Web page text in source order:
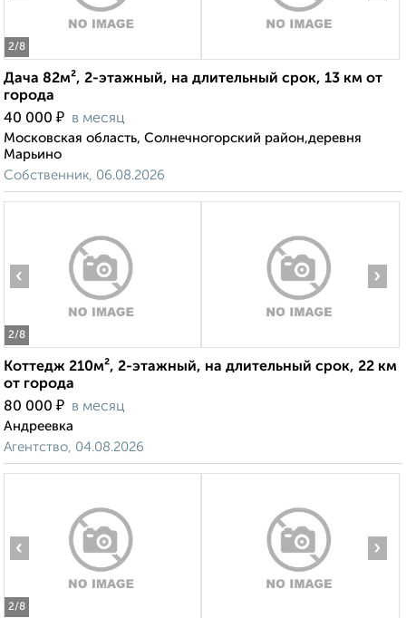
2/8
Дача 82м², 2-этажный, на длительный срок, 13 км от
города
40 000 ₽ в месяц
Московская область, Солнечногорский район,деревня
Марьино
Собственник, 06.08.2026
2/8
‹ ›
Коттедж 210м², 2-этажный, на длительный срок, 22 км
от города
80 000 ₽ в месяц
Андреевка
Агентство, 04.08.2026
2/8
‹ ›